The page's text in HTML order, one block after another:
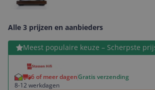
Alle 3 prijzen en aanbieders
Meest populaire keuze – Scherpste
6 of meer dagenGratis verzending
8-12 werkdagen
Bekijk product